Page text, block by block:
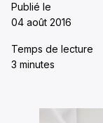
Publié le
04 août 2016
Temps de lecture
3 minutes